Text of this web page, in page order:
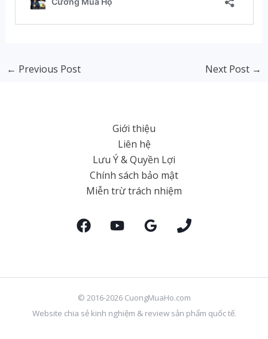
← Previous Post Next Post →
Giới thiệu
Liên hệ
Lưu Ý & Quyền Lợi
Chính sách bảo mật
Miễn trừ trách nhiệm
© 2016-2026 CuongMuaHo.com
Website chia sẻ kinh nghiệm & review sản phẩm quốc tế.